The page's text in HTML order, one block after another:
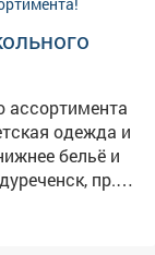
ассортимента
бельё и